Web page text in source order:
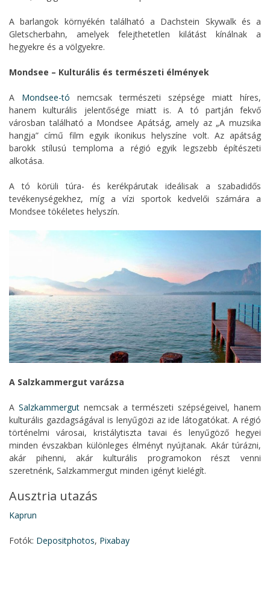
A barlangok környékén található a Dachstein Skywalk és a
Gletscherbahn, amelyek felejthetetlen kilátást kínálnak a
hegyekre és a völgyekre.
Mondsee – Kulturális és természeti élmények
A Mondsee-tó nemcsak természeti szépsége miatt híres,
hanem kulturális jelentősége miatt is. A tó partján fekvő
városban található a Mondsee Apátság, amely az „A muzsika
hangja” című film egyik ikonikus helyszíne volt. Az apátság
barokk stílusú temploma a régió egyik legszebb építészeti
alkotása.
A tó körüli túra- és kerékpárutak ideálisak a szabadidős
tevékenységekhez, míg a vízi sportok kedvelői számára a
Mondsee tökéletes helyszín.
A Salzkammergut varázsa
A Salzkammergut nemcsak a természeti szépségeivel, hanem
kulturális gazdagságával is lenyűgözi az ide látogatókat. A régió
történelmi városai, kristálytiszta tavai és lenyűgöző hegyei
minden évszakban különleges élményt nyújtanak. Akár túrázni,
akár pihenni, akár kulturális programokon részt venni
szeretnénk, Salzkammergut minden igényt kielégít.
Ausztria utazás
Kaprun
Fotók: Depositphotos, Pixabay